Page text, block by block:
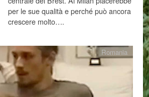
per le sue qualità e perché può ancora
crescere molto….
Romania